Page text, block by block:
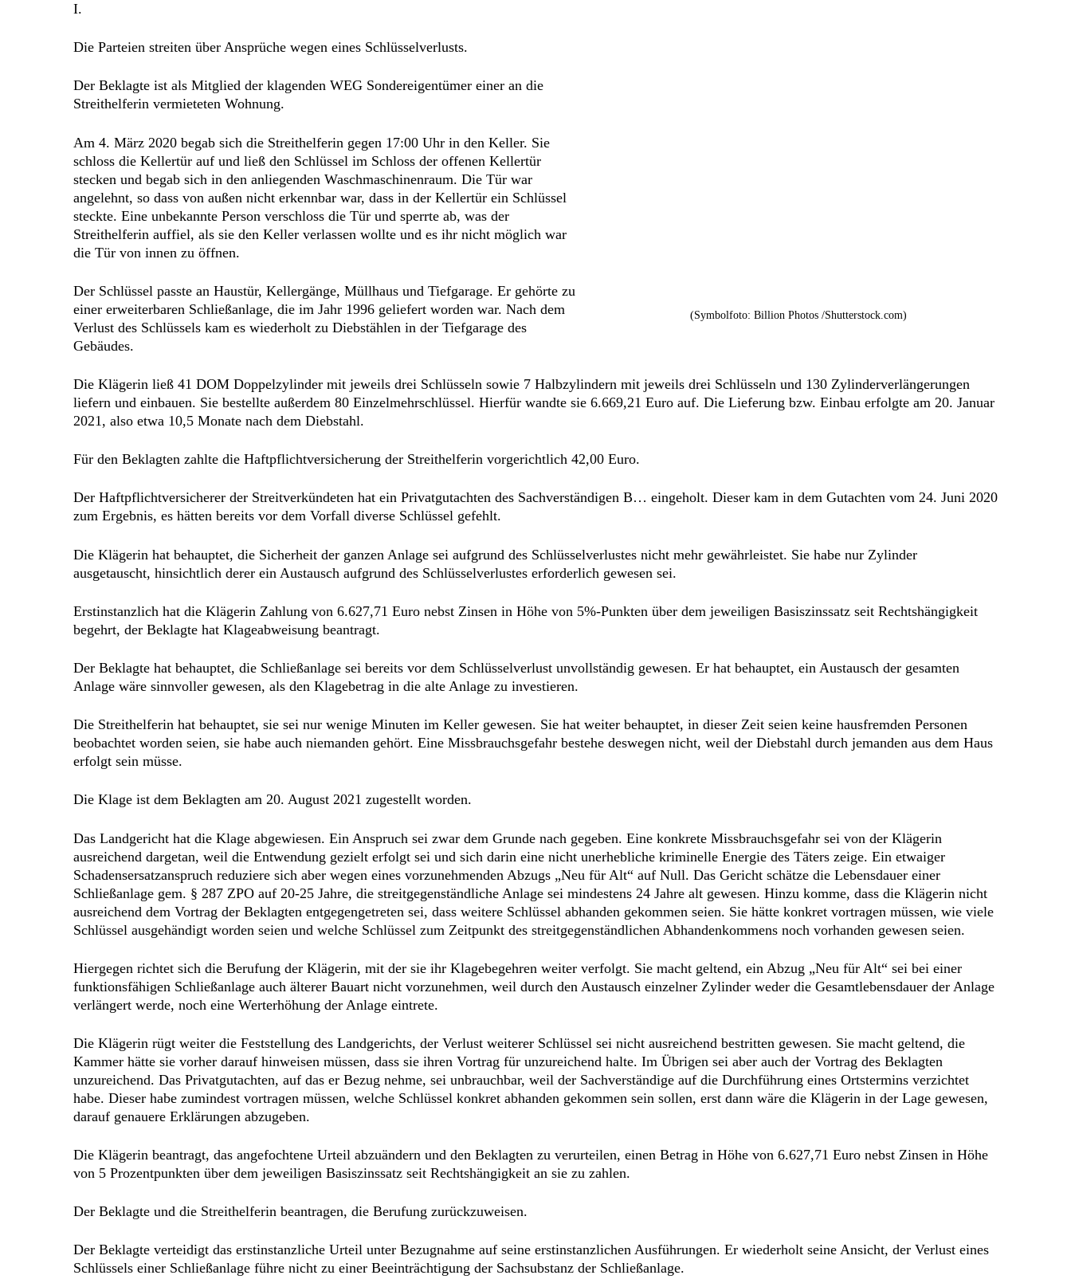
I.
(Symbolfoto: Billion Photos /Shutterstock.com)
Die Parteien streiten über Ansprüche wegen eines Schlüsselverlusts.
Der Beklagte ist als Mitglied der klagenden WEG Sondereigentümer einer an die
Streithelferin vermieteten Wohnung.
Am 4. März 2020 begab sich die Streithelferin gegen 17:00 Uhr in den Keller. Sie
schloss die Kellertür auf und ließ den Schlüssel im Schloss der offenen Kellertür
stecken und begab sich in den anliegenden Waschmaschinenraum. Die Tür war
angelehnt, so dass von außen nicht erkennbar war, dass in der Kellertür ein Schlüssel
steckte. Eine unbekannte Person verschloss die Tür und sperrte ab, was der
Streithelferin auffiel, als sie den Keller verlassen wollte und es ihr nicht möglich war
die Tür von innen zu öffnen.
Der Schlüssel passte an Haustür, Kellergänge, Müllhaus und Tiefgarage. Er gehörte zu
einer erweiterbaren Schließanlage, die im Jahr 1996 geliefert worden war. Nach dem
Verlust des Schlüssels kam es wiederholt zu Diebstählen in der Tiefgarage des
Gebäudes.
Die Klägerin ließ 41 DOM Doppelzylinder mit jeweils drei Schlüsseln sowie 7 Halbzylindern mit jeweils drei Schlüsseln und 130 Zylinderverlängerungen
liefern und einbauen. Sie bestellte außerdem 80 Einzelmehrschlüssel. Hierfür wandte sie 6.669,21 Euro auf. Die Lieferung bzw. Einbau erfolgte am 20. Januar
2021, also etwa 10,5 Monate nach dem Diebstahl.
Für den Beklagten zahlte die Haftpflichtversicherung der Streithelferin vorgerichtlich 42,00 Euro.
Der Haftpflichtversicherer der Streitverkündeten hat ein Privatgutachten des Sachverständigen B… eingeholt. Dieser kam in dem Gutachten vom 24. Juni 2020
zum Ergebnis, es hätten bereits vor dem Vorfall diverse Schlüssel gefehlt.
Die Klägerin hat behauptet, die Sicherheit der ganzen Anlage sei aufgrund des Schlüsselverlustes nicht mehr gewährleistet. Sie habe nur Zylinder
ausgetauscht, hinsichtlich derer ein Austausch aufgrund des Schlüsselverlustes erforderlich gewesen sei.
Erstinstanzlich hat die Klägerin Zahlung von 6.627,71 Euro nebst Zinsen in Höhe von 5%-Punkten über dem jeweiligen Basiszinssatz seit Rechtshängigkeit
begehrt, der Beklagte hat Klageabweisung beantragt.
Der Beklagte hat behauptet, die Schließanlage sei bereits vor dem Schlüsselverlust unvollständig gewesen. Er hat behauptet, ein Austausch der gesamten
Anlage wäre sinnvoller gewesen, als den Klagebetrag in die alte Anlage zu investieren.
Die Streithelferin hat behauptet, sie sei nur wenige Minuten im Keller gewesen. Sie hat weiter behauptet, in dieser Zeit seien keine hausfremden Personen
beobachtet worden seien, sie habe auch niemanden gehört. Eine Missbrauchsgefahr bestehe deswegen nicht, weil der Diebstahl durch jemanden aus dem Haus
erfolgt sein müsse.
Die Klage ist dem Beklagten am 20. August 2021 zugestellt worden.
Das Landgericht hat die Klage abgewiesen. Ein Anspruch sei zwar dem Grunde nach gegeben. Eine konkrete Missbrauchsgefahr sei von der Klägerin
ausreichend dargetan, weil die Entwendung gezielt erfolgt sei und sich darin eine nicht unerhebliche kriminelle Energie des Täters zeige. Ein etwaiger
Schadensersatzanspruch reduziere sich aber wegen eines vorzunehmenden Abzugs „Neu für Alt“ auf Null. Das Gericht schätze die Lebensdauer einer
Schließanlage gem. § 287 ZPO auf 20-25 Jahre, die streitgegenständliche Anlage sei mindestens 24 Jahre alt gewesen. Hinzu komme, dass die Klägerin nicht
ausreichend dem Vortrag der Beklagten entgegengetreten sei, dass weitere Schlüssel abhanden gekommen seien. Sie hätte konkret vortragen müssen, wie viele
Schlüssel ausgehändigt worden seien und welche Schlüssel zum Zeitpunkt des streitgegenständlichen Abhandenkommens noch vorhanden gewesen seien.
Hiergegen richtet sich die Berufung der Klägerin, mit der sie ihr Klagebegehren weiter verfolgt. Sie macht geltend, ein Abzug „Neu für Alt“ sei bei einer
funktionsfähigen Schließanlage auch älterer Bauart nicht vorzunehmen, weil durch den Austausch einzelner Zylinder weder die Gesamtlebensdauer der Anlage
verlängert werde, noch eine Werterhöhung der Anlage eintrete.
Die Klägerin rügt weiter die Feststellung des Landgerichts, der Verlust weiterer Schlüssel sei nicht ausreichend bestritten gewesen. Sie macht geltend, die
Kammer hätte sie vorher darauf hinweisen müssen, dass sie ihren Vortrag für unzureichend halte. Im Übrigen sei aber auch der Vortrag des Beklagten
unzureichend. Das Privatgutachten, auf das er Bezug nehme, sei unbrauchbar, weil der Sachverständige auf die Durchführung eines Ortstermins verzichtet
habe. Dieser habe zumindest vortragen müssen, welche Schlüssel konkret abhanden gekommen sein sollen, erst dann wäre die Klägerin in der Lage gewesen,
darauf genauere Erklärungen abzugeben.
Die Klägerin beantragt, das angefochtene Urteil abzuändern und den Beklagten zu verurteilen, einen Betrag in Höhe von 6.627,71 Euro nebst Zinsen in Höhe
von 5 Prozentpunkten über dem jeweiligen Basiszinssatz seit Rechtshängigkeit an sie zu zahlen.
Der Beklagte und die Streithelferin beantragen, die Berufung zurückzuweisen.
Der Beklagte verteidigt das erstinstanzliche Urteil unter Bezugnahme auf seine erstinstanzlichen Ausführungen. Er wiederholt seine Ansicht, der Verlust eines
Schlüssels einer Schließanlage führe nicht zu einer Beeinträchtigung der Sachsubstanz der Schließanlage.